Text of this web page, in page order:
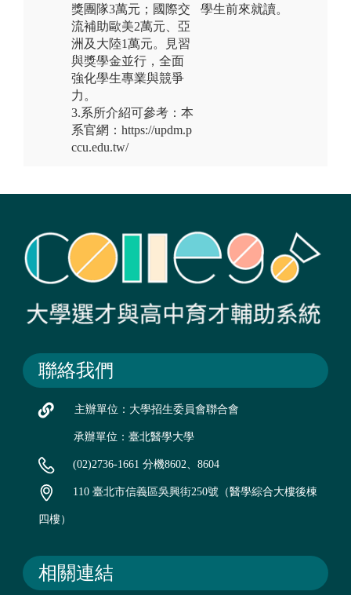
獎團隊3萬元；國際交
流補助歐美2萬元、亞
洲及大陸1萬元。見習
與獎學金並行，全面
強化學生專業與競爭
力。
3.系所介紹可參考：本
系官網：https://updm.p
ccu.edu.tw/
學生前來就讀。
聯絡我們
主辦單位：大學招生委員會聯合會
承辦單位：臺北醫學大學
(02)2736-1661 分機8602、8604
110 臺北市信義區吳興街250號（醫學綜合大樓後棟
四樓）
相關連結